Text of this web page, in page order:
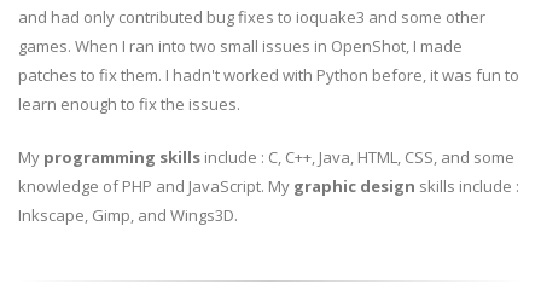
and had only contributed bug fixes to ioquake3 and some other
games. When I ran into two small issues in OpenShot, I made
patches to fix them. I hadn't worked with Python before, it was fun to
learn enough to fix the issues.
My programming skills include : C, C++, Java, HTML, CSS, and some
knowledge of PHP and JavaScript. My graphic design skills include :
Inkscape, Gimp, and Wings3D.